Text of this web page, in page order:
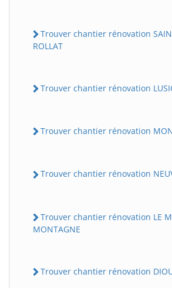
Trouver chantier rénovation
ROLLAT
Trouver chantier rénovation
Trouver chantier rénovation
Trouver chantier rénovation
Trouver chantier rénovation LE
MONTAGNE
Trouver chantier rénovation